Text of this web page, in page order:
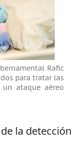
Rafic
para tratar las
ataque aéreo
la detección